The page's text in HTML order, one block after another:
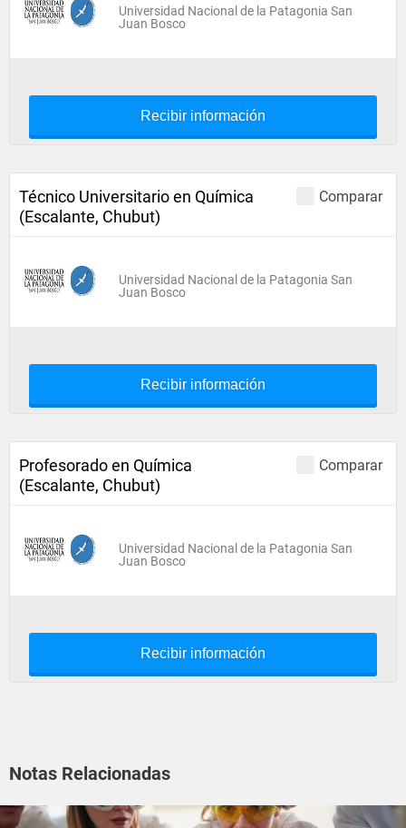
Universidad Nacional de la Patagonia San
Juan Bosco
Recibir información
Comparar
Técnico Universitario en Química
(Escalante, Chubut)
Universidad Nacional de la Patagonia San
Juan Bosco
Recibir información
Comparar
Profesorado en Química
(Escalante, Chubut)
Universidad Nacional de la Patagonia San
Juan Bosco
Recibir información
Notas Relacionadas